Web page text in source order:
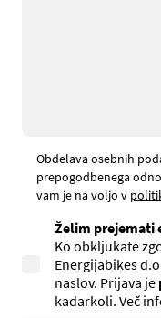
Obdelava osebnih
prepogodbenega
vam je na voljo v
Želim prejemati
Ko obkljukate
Energijabikes
naslov. Prijava je
kadarkoli. Več